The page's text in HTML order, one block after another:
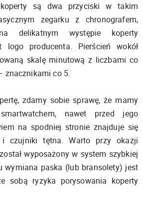
są dwa przyciski w takim
zegarku z chronografem,
delikatnym występie koperty
logo producenta. Pierścień wokół
skalę minutową z liczbami co
znacznikami co 5.
zdamy sobie sprawę, że mamy
nawet przed jego
na spodniej stronie znajduje się
i czujniki tętna. Warto przy okazji
wyposażony w system szybkiej
wymiana paska (lub bransolety) jest
sobą ryzyka porysowania koperty